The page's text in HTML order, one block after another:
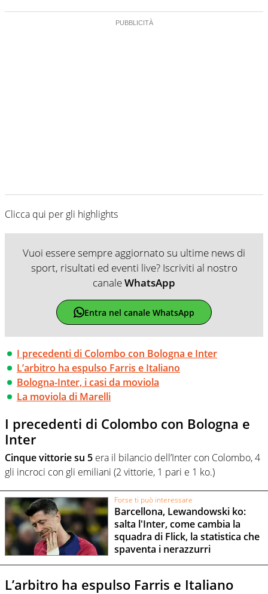
Clicca qui per gli highlights
Vuoi essere sempre aggiornato su ultime news di
sport, risultati ed eventi live? Iscriviti al nostro
canaleWhatsApp
Entra nel canale WhatsApp
I precedenti di Colombo con Bologna e Inter
L’arbitro ha espulso Farris e Italiano
Bologna-Inter, i casi da moviola
La moviola di Marelli
I precedenti di Colombo con Bologna e
Inter
Cinque vittorie su 5 era il bilancio dell’Inter con Colombo, 4
gli incroci con gli emiliani (2 vittorie, 1 pari e 1 ko.)
Forse ti può interessare
Barcellona, Lewandowski ko:
salta l'Inter, come cambia la
squadra di Flick, la statistica che
spaventa i nerazzurri
L’arbitro ha espulso Farris e Italiano